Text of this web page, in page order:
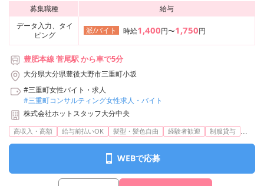
募集職種
給与
データ入力、タイ
ピング
派/バイト 時給1,400円〜1,750円
豊肥本線 菅尾駅 から車で5分
大分県大分県豊後大野市三重町小坂
#三重町女性バイト・求人
#三重町コンサルティング女性求人・バイト
株式会社ホットスタッフ大分中央
高収入・高額 給与前払いOK 髪型・髪色自由 経験者歓迎 制服貸与 ...
WEBで応募